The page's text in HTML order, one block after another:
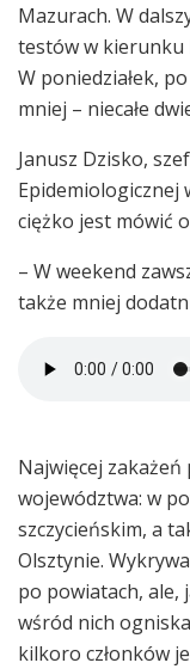
Mazurach. W
testów w kierunku
W poniedziałek,
mniej – niecałe
Janusz Dzisko,
Epidemiologicznej
ciężko jest mówić
– W weekend
także mniej
Najwięcej zakażeń
województwa: w
szczycieńskim, a
Olsztynie.
po powiatach, ale,
wśród nich
kilkoro członków